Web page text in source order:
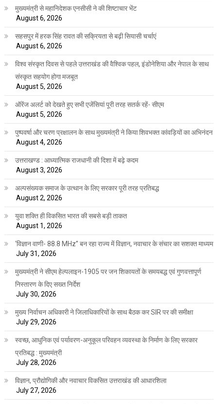
मुख्यमंत्री से महानिदेशक एनसीसी ने की शिष्टाचार भेंट
August 6, 2026
सहसपुर में हरक सिंह रावत की सक्रियता से बढ़ी सियासी चर्चाएं
August 6, 2026
विश्व संस्कृत दिवस से पहले उत्तराखंड की वैश्विक पहल, इंडोनेशिया और नेपाल के साथ
संस्कृत सहयोग होगा मजबूत
August 5, 2026
ऑरेंज अलर्ट को देखते हुए सभी एजेंसियां पूरी तरह सतर्क रहें- सीएम
August 5, 2026
पुष्पवर्षा और चरण प्रक्षालन के साथ मुख्यमंत्री ने किया शिवभक्त कांवड़ियों का अभिनंदन
August 4, 2026
उत्तराखण्ड : आध्यात्मिक राजधानी की दिशा में बढ़े कदम
August 3, 2026
अल्पसंख्यक समाज के उत्थान के लिए सरकार पूरी तरह प्रतिबद्ध
August 2, 2026
युवा शक्ति ही विकसित भारत की सबसे बड़ी ताकत
August 1, 2026
‘विज्ञान वाणी- 88.8 MHz” बन रहा राज्य में विज्ञान, नवाचार के संचार का सशक्त माध्यम
July 31, 2026
मुख्यमंत्री ने सीएम हेल्पलाइन-1905 पर जन शिकायतों के समयबद्ध एवं गुणवत्तापूर्ण
निस्तारण के दिए सख्त निर्देश
July 30, 2026
मुख्य निर्वाचन अधिकारी ने जिलाधिकारियों के साथ बैठक कर SIR पर की समीक्षा
July 29, 2026
स्वच्छ, आधुनिक एवं पर्यावरण-अनुकूल परिवहन व्यवस्था के निर्माण के लिए सरकार
प्रतिबद्ध : मुख्यमंत्री
July 28, 2026
विज्ञान, प्रौद्योगिकी और नवाचार विकसित उत्तराखंड की आधारशिला
July 27, 2026